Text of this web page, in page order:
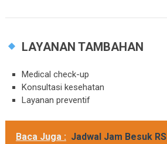
LAYANAN TAMBAHAN
Medical check-up
Konsultasi kesehatan
Layanan preventif
Baca Juga : Jadwal Jam Besuk RS